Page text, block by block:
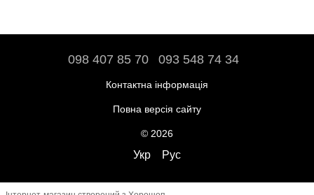
098 407 85 70 093 548 74 34
Контактна інформація
Повна версія сайту
© 2026
Укр Рус